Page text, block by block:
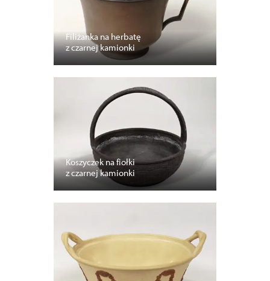
Filiżanka na herbatę
z czarnej kamionki
Koszyczek na fiołki
z czarnej kamionki